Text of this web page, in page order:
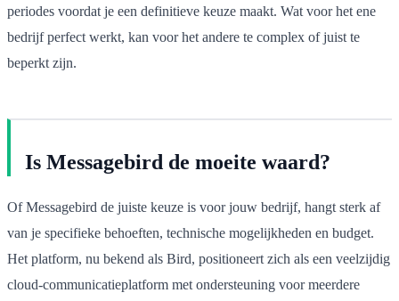
periodes voordat je een definitieve keuze maakt. Wat voor het ene
bedrijf perfect werkt, kan voor het andere te complex of juist te
beperkt zijn.
Is Messagebird de moeite waard?
Of Messagebird de juiste keuze is voor jouw bedrijf, hangt sterk af
van je specifieke behoeften, technische mogelijkheden en budget.
Het platform, nu bekend als Bird, positioneert zich als een veelzijdig
cloud-communicatieplatform met ondersteuning voor meerdere